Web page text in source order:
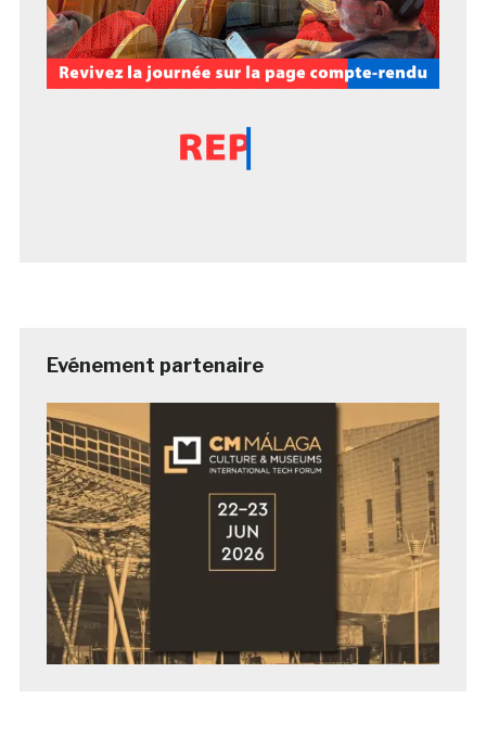
Evénement partenaire